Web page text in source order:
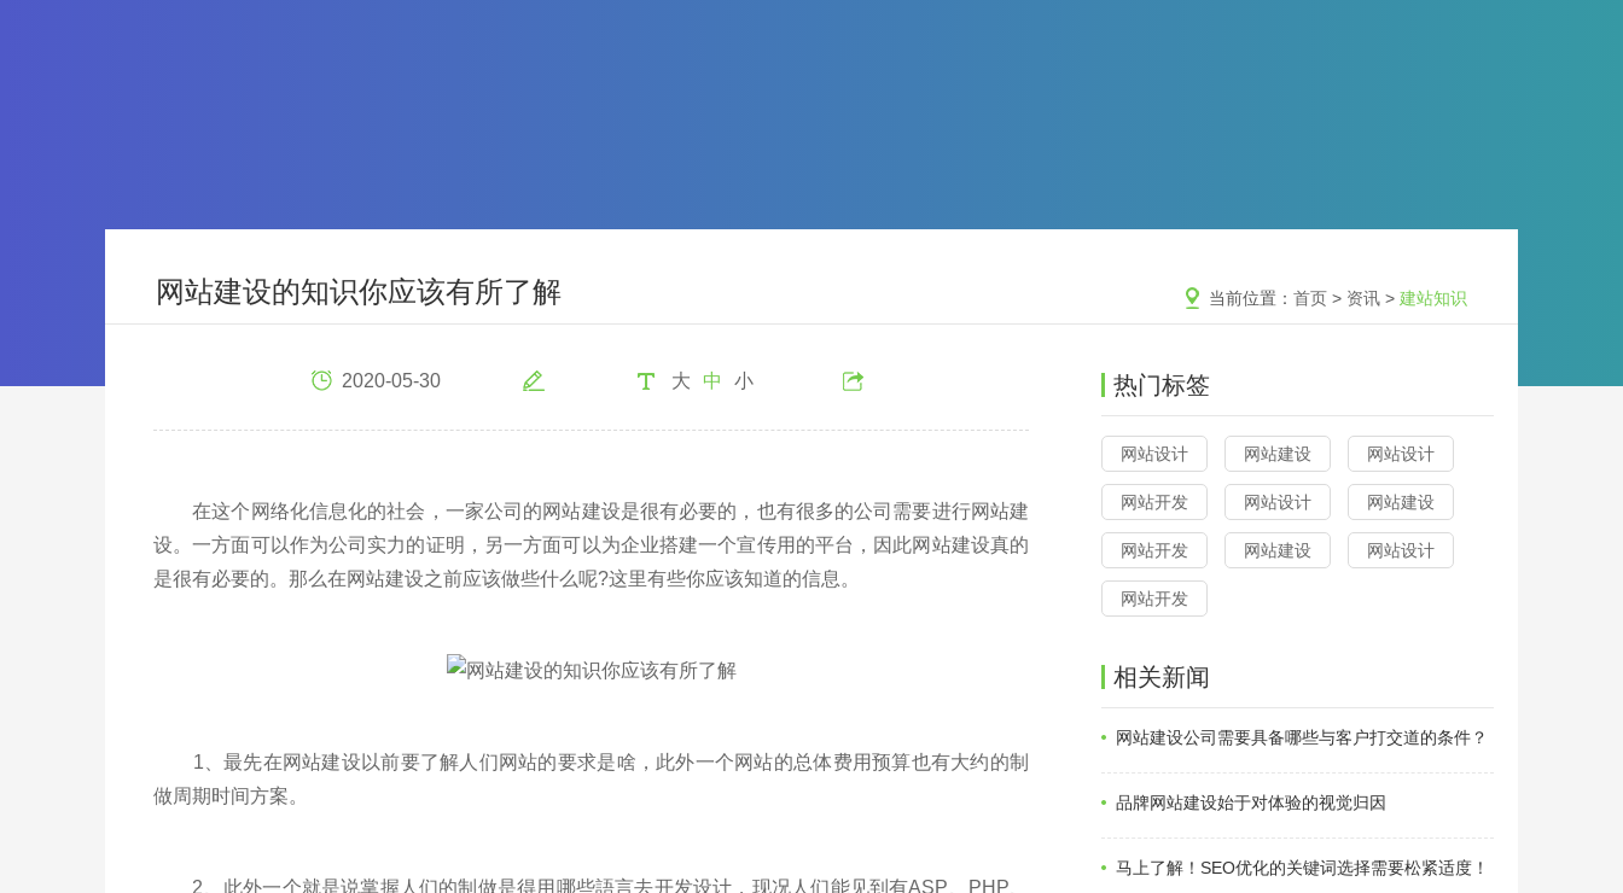
当前位置：首页 > 资讯 >建站知识
网站建设的知识你应该有所了解
2020-05-30 大 中 小
在这个网络化信息化的社会，一家公司的网站建设是很有必要的，也有很多的公司需要进行网站建
设。一方面可以作为公司实力的证明，另一方面可以为企业搭建一个宣传用的平台，因此网站建设真的
是很有必要的。那么在网站建设之前应该做些什么呢?这里有些你应该知道的信息。
1、最先在网站建设以前要了解人们网站的要求是啥，此外一个网站的总体费用预算也有大约的制
做周期时间方案。
2、此外一个就是说掌握人们的制做是得用哪些語言去开发设计，现况人们能见到有ASP、PHP、
热门标签
网站设计 网站建设 网站设计
网站开发 网站设计 网站建设
网站开发 网站建设 网站设计
网站开发
相关新闻
网站建设公司需要具备哪些与客户打交道的条件？
品牌网站建设始于对体验的视觉归因
马上了解！SEO优化的关键词选择需要松紧适度！